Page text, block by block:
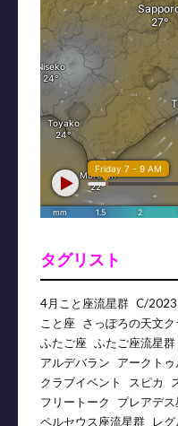
タグリスト
4月こと座流星群 C/
こと座 さっぽろの天文
ふたご座 ふたご座流星群
アルデバラン
アークトゥ
クラブイベント
スピカ
フリートーク
プレアデス
ペルセウス座流星群
レ